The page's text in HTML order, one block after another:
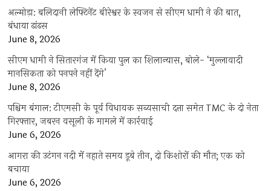
अल्मोड़ा: बलिदानी लेफ्टिनेंट बीरेश्वर के स्वजन से सीएम धामी ने की बात,
बंधाया ढांढस
June 8, 2026
सीएम धामी ने सितारगंज में किया पुल का शिलान्यास, बोले- ‘मुल्लावादी
मानसिकता को पनपने नहीं देंगे’
June 8, 2026
पश्चिम बंगाल: टीएमसी के पूर्व विधायक सब्यसाची दत्ता समेत TMC के दो नेता
गिरफ्तार, जबरन वसूली के मामले में कार्रवाई
June 6, 2026
आगरा की उटंगन नदी में नहाते समय डूबे तीन, दो किशोरों की मौत; एक को
बचाया
June 6, 2026